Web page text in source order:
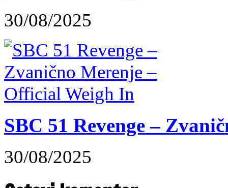
30/08/2025
SBC 51 Revenge –
30/08/2025